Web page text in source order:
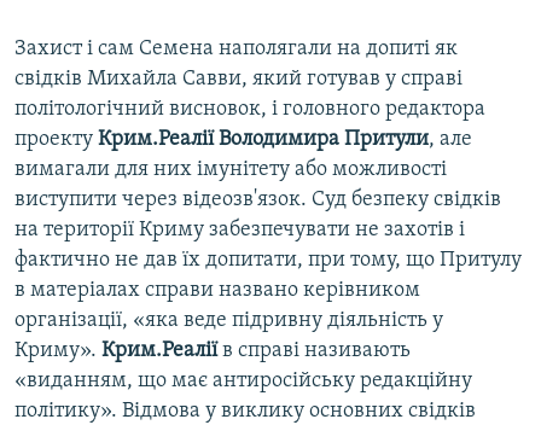
Захист і сам Семена наполягали на допиті як
свідків Михайла Савви, який готував у справі
політологічний висновок, і головного редактора
проекту Крим.Реалії Володимира Притули, але
вимагали для них імунітету або можливості
виступити через відеозв'язок. Суд безпеку свідків
на території Криму забезпечувати не захотів і
фактично не дав їх допитати, при тому, що Притулу
в матеріалах справи названо керівником
організації, «яка веде підривну діяльність у
Криму». Крим.Реаліїв справі називають
«виданням, що має антиросійську редакційну
політику». Відмова у виклику основних свідків